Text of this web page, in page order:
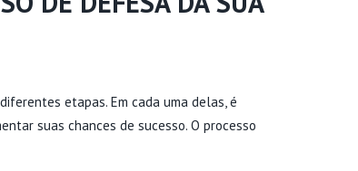
etapas. Em cada uma delas, é
suas chances de sucesso. O processo